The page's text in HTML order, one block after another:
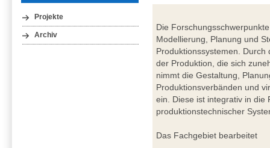
Projekte
Archiv
Die
Modellierung, Planung und
Produktionssystemen. Durch
der Produktion, die sich
nimmt die Gestaltung,
Produktionsverbänden und
ein. Diese ist integrativ in die
produktionstechnischer
Das Fachgebiet bearbeitet